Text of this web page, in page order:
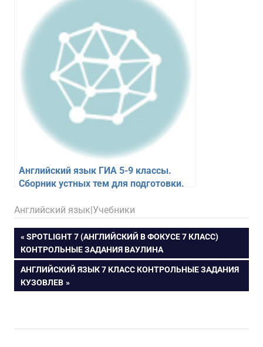
Английский язык ГИА 5-9 классы.
Сборник устных тем для подготовки.
18.02.2026
figa
Английский язык|Учебники
Навигация
по
записям
ПРЕДЫДУЩАЯ
ЗАПИСЬ:
SPOTLIGHT 7 (АНГЛИЙСКИЙ В ФОКУСЕ 7 КЛАСС)
КОНТРОЛЬНЫЕ ЗАДАНИЯ ВАУЛИНА
СЛЕДУЮЩАЯ
ЗАПИСЬ:
АНГЛИЙСКИЙ ЯЗЫК 7 КЛАСС КОНТРОЛЬНЫЕ ЗАДАНИЯ
КУЗОВЛЕВ